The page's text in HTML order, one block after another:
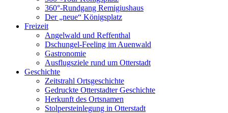
360°-Rundgang Remigiushaus
Der „neue“ Königsplatz
Freizeit
Angelwald und Reffenthal
Dschungel-Feeling im Auenwald
Gastronomie
Ausflugsziele rund um Otterstadt
Geschichte
Zeitstrahl Ortsgeschichte
Gedruckte Otterstadter Geschichte
Herkunft des Ortsnamen
Stolpersteinlegung in Otterstadt